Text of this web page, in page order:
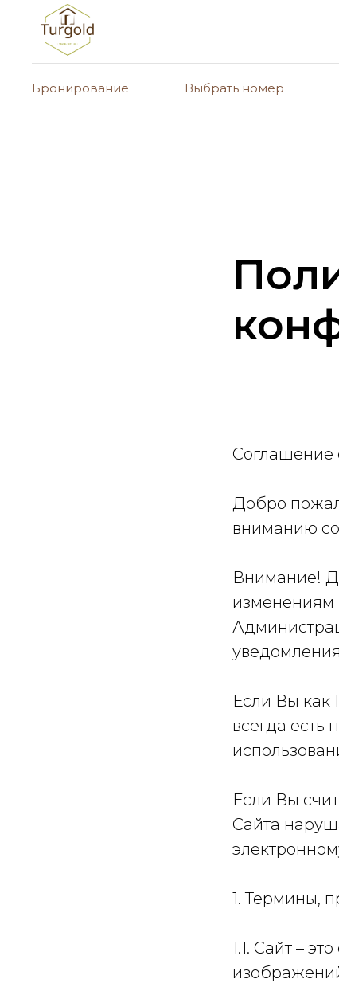
Бронирование Выбрать номер
Соглашение
Добро
вниманию
Внимание!
изменениям
Если Вы как
всегда есть
Если Вы
Сайта
1. Термины,
1.1. Сайт –